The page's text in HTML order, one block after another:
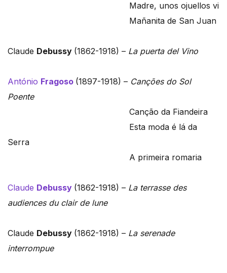
Madre, unos ojuellos vi
Mañanita de San Juan
Claude Debussy (1862-1918) – La puerta del Vino
António Fragoso (1897-1918) – Canções do Sol
Poente
Canção da Fiandeira
Esta moda é lá da
Serra
A primeira romaria
Claude Debussy (1862-1918) – La terrasse des
audiences du clair de lune
Claude Debussy (1862-1918) – La serenade
interrompue